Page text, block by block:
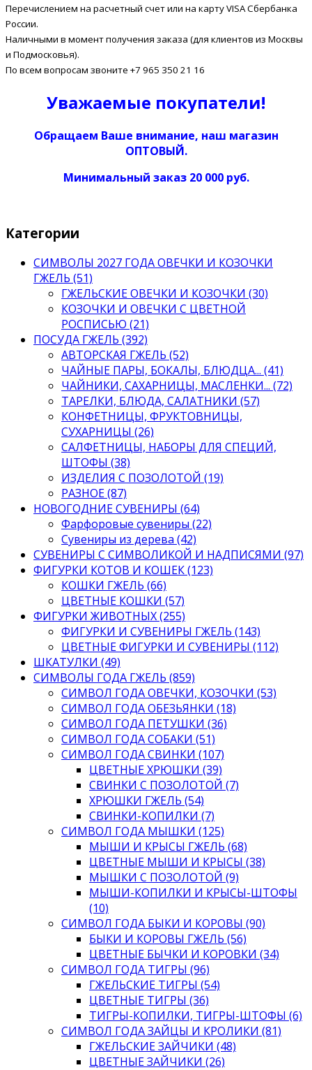
Перечислением на расчетный счет или на карту VISA Сбербанка
России.
Наличными в момент получения заказа (для клиентов из Москвы
и Подмосковья).
По всем вопросам звоните +7 965 350 21 16
Уважаемые покупатели!
Обращаем Ваше внимание, наш магазин
ОПТОВЫЙ.
Минимальный заказ 20 000 руб.
Категории
СИМВОЛЫ 2027 ГОДА ОВЕЧКИ И КОЗОЧКИ
ГЖЕЛЬ (51)
ГЖЕЛЬСКИЕ ОВЕЧКИ И КОЗОЧКИ (30)
КОЗОЧКИ И ОВЕЧКИ С ЦВЕТНОЙ
РОСПИСЬЮ (21)
ПОСУДА ГЖЕЛЬ (392)
АВТОРСКАЯ ГЖЕЛЬ (52)
ЧАЙНЫЕ ПАРЫ, БОКАЛЫ, БЛЮДЦА... (41)
ЧАЙНИКИ, САХАРНИЦЫ, МАСЛЕНКИ... (72)
ТАРЕЛКИ, БЛЮДА, САЛАТНИКИ (57)
КОНФЕТНИЦЫ, ФРУКТОВНИЦЫ,
СУХАРНИЦЫ (26)
САЛФЕТНИЦЫ, НАБОРЫ ДЛЯ СПЕЦИЙ,
ШТОФЫ (38)
ИЗДЕЛИЯ С ПОЗОЛОТОЙ (19)
РАЗНОЕ (87)
НОВОГОДНИЕ СУВЕНИРЫ (64)
Фарфоровые сувениры (22)
Сувениры из дерева (42)
СУВЕНИРЫ С СИМВОЛИКОЙ И НАДПИСЯМИ (97)
ФИГУРКИ КОТОВ И КОШЕК (123)
КОШКИ ГЖЕЛЬ (66)
ЦВЕТНЫЕ КОШКИ (57)
ФИГУРКИ ЖИВОТНЫХ (255)
ФИГУРКИ И СУВЕНИРЫ ГЖЕЛЬ (143)
ЦВЕТНЫЕ ФИГУРКИ И СУВЕНИРЫ (112)
ШКАТУЛКИ (49)
СИМВОЛЫ ГОДА ГЖЕЛЬ (859)
СИМВОЛ ГОДА ОВЕЧКИ, КОЗОЧКИ (53)
СИМВОЛ ГОДА ОБЕЗЬЯНКИ (18)
СИМВОЛ ГОДА ПЕТУШКИ (36)
СИМВОЛ ГОДА СОБАКИ (51)
СИМВОЛ ГОДА СВИНКИ (107)
ЦВЕТНЫЕ ХРЮШКИ (39)
СВИНКИ С ПОЗОЛОТОЙ (7)
ХРЮШКИ ГЖЕЛЬ (54)
СВИНКИ-КОПИЛКИ (7)
СИМВОЛ ГОДА МЫШКИ (125)
МЫШИ И КРЫСЫ ГЖЕЛЬ (68)
ЦВЕТНЫЕ МЫШИ И КРЫСЫ (38)
МЫШКИ С ПОЗОЛОТОЙ (9)
МЫШИ-КОПИЛКИ И КРЫСЫ-ШТОФЫ
(10)
СИМВОЛ ГОДА БЫКИ И КОРОВЫ (90)
БЫКИ И КОРОВЫ ГЖЕЛЬ (56)
ЦВЕТНЫЕ БЫЧКИ И КОРОВКИ (34)
СИМВОЛ ГОДА ТИГРЫ (96)
ГЖЕЛЬСКИЕ ТИГРЫ (54)
ЦВЕТНЫЕ ТИГРЫ (36)
ТИГРЫ-КОПИЛКИ, ТИГРЫ-ШТОФЫ (6)
СИМВОЛ ГОДА ЗАЙЦЫ И КРОЛИКИ (81)
ГЖЕЛЬСКИЕ ЗАЙЧИКИ (48)
ЦВЕТНЫЕ ЗАЙЧИКИ (26)